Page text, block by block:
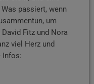
Was passiert, wenn
um
Fitz und Nora
viel Herz und
Infos: